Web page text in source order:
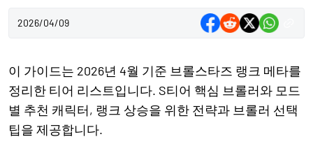
2026/04/09
이 가이드는 2026년 4월 기준 브롤스타즈 랭크 메타를
정리한 티어 리스트입니다. S티어 핵심 브롤러와 모드
별 추천 캐릭터, 랭크 상승을 위한 전략과 브롤러 선택
팁을 제공합니다.